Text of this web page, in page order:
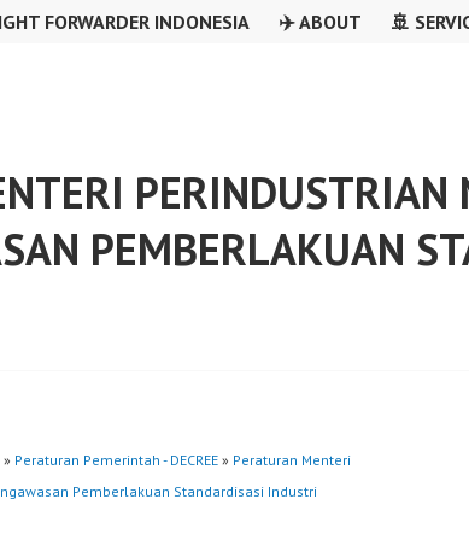
FORWARDER INDONESIA ✈️ ABOUT 🚢
PEMBERLAKUAN
» Peraturan Pemerintah - DECREE » Peraturan Menteri
Pemberlakuan Standardisasi Industri